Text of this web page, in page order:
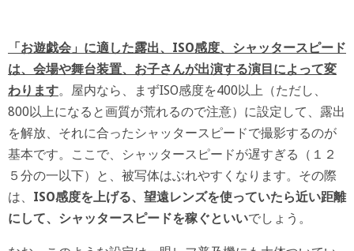
「お遊戯会」に適した露出、ISO感度、シャッタースピード
は、会場や舞台装置、お子さんが出演する演目によって変
わります。屋内なら、まずISO感度を400以上（ただし、
800以上になると画質が荒れるので注意）に設定して、露出
を解放、それに合ったシャッタースピードで撮影するのが
基本です。ここで、シャッタースピードが遅すぎる（１２
５分の一以下）と、被写体はぶれやすくなります。その際
は、 ISO感度を上げる、望遠レンズを使っていたら近い距離
にして、シャッタースピードを稼ぐといいでしょう。